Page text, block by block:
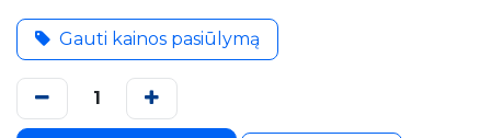
Gauti kainos pasiūlymą